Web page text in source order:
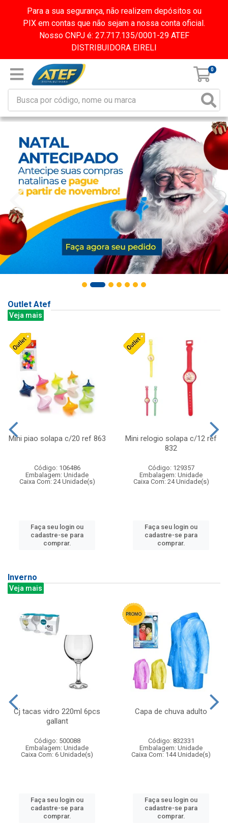
Para a sua segurança, não realizem depósitos ou
PIX em contas que não sejam a nossa conta oficial.
Nosso CNPJ é: 27.717.135/0001-29 ATEF
DISTRIBUIDORA EIRELI
0
Outlet Atef
Veja mais
Mini piao solapa c/20 ref 863
Código: 106486
Embalagem: Unidade
Caixa Com: 24 Unidade(s)
Faça seu login ou
cadastre-se para
comprar.
Mini relogio solapa c/12 ref
832
Código: 129357
Embalagem: Unidade
Caixa Com: 24 Unidade(s)
Faça seu login ou
cadastre-se para
comprar.
Inverno
Veja mais
Cj tacas vidro 220ml 6pcs
gallant
Código: 500088
Embalagem: Unidade
Caixa Com: 6 Unidade(s)
Faça seu login ou
cadastre-se para
comprar.
Capa de chuva adulto
Código: 832331
Embalagem: Unidade
Caixa Com: 144 Unidade(s)
Faça seu login ou
cadastre-se para
comprar.